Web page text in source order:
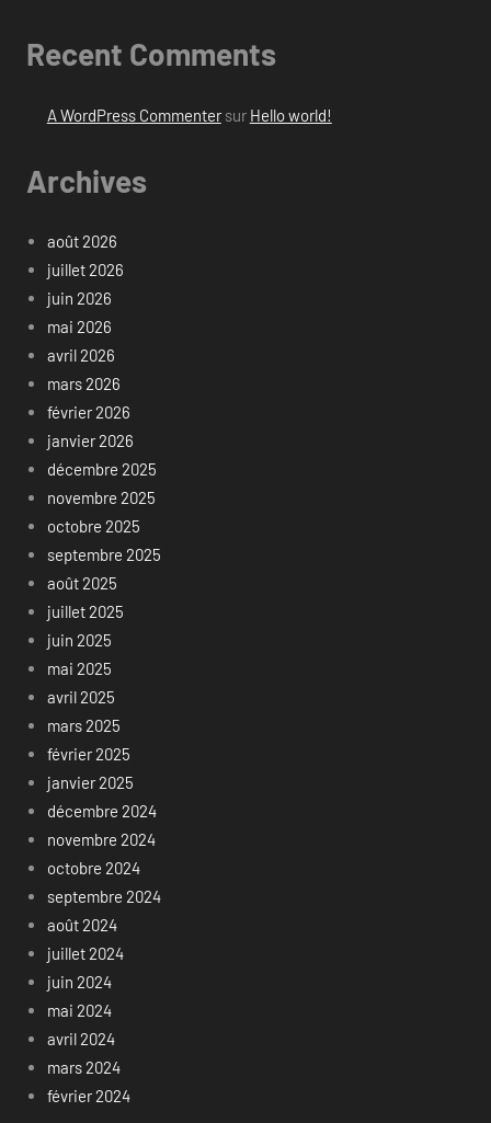
Recent Comments
A WordPress Commentersur Hello world!
Archives
août 2026
juillet 2026
juin 2026
mai 2026
avril 2026
mars 2026
février 2026
janvier 2026
décembre 2025
novembre 2025
octobre 2025
septembre 2025
août 2025
juillet 2025
juin 2025
mai 2025
avril 2025
mars 2025
février 2025
janvier 2025
décembre 2024
novembre 2024
octobre 2024
septembre 2024
août 2024
juillet 2024
juin 2024
mai 2024
avril 2024
mars 2024
février 2024